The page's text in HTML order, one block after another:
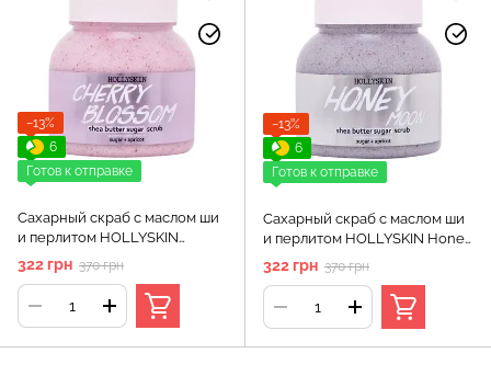
−13%
6
Готов к отправке
Сахарный скраб с маслом ши
и перлитом HOLLYSKIN
Cherry Blossom
322 грн 370 грн
−13%
6
Готов к отправке
Сахарный скраб с маслом ши
и перлитом HOLLYSKIN Honey
Moon
322 грн 370 грн